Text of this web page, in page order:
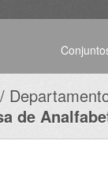
de